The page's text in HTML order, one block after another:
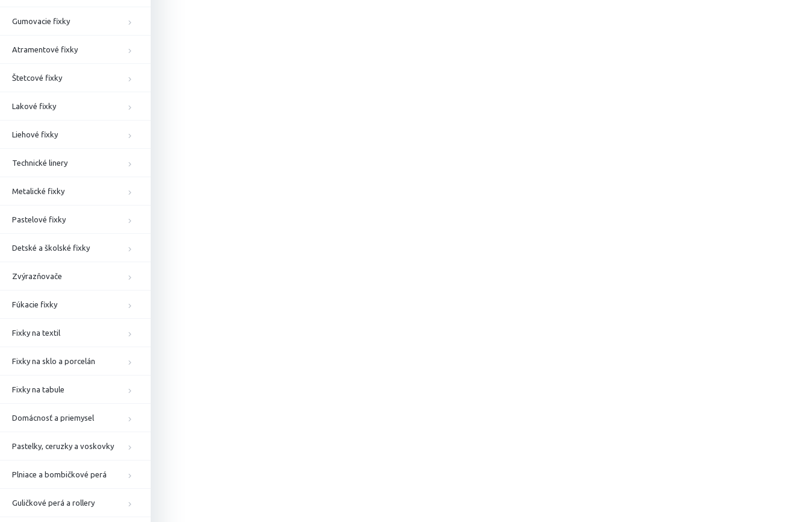
Gumovacie fixky
Atramentové fixky
Štetcové fixky
Lakové fixky
Liehové fixky
Technické linery
Metalické fixky
Pastelové fixky
Detské a školské fixky
Zvýrazňovače
Fúkacie fixky
Fixky na textil
Fixky na sklo a porcelán
Fixky na tabule
Domácnosť a priemysel
Pastelky, ceruzky a voskovky
Plniace a bombičkové perá
Guličkové perá a rollery